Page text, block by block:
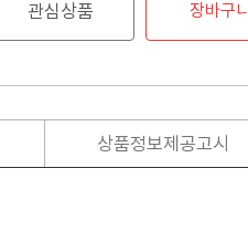
관심상품 장바구니
상품정보제공고시